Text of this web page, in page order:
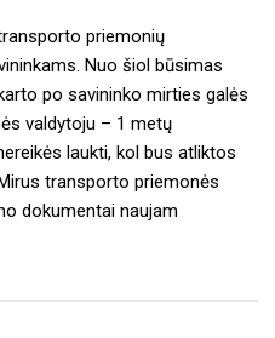
priemonių
Nuo šiol būsimas
po savininko mirties galės
valdytoju – 1 metų
laukti, kol bus atliktos
transporto priemonės
dokumentai naujam